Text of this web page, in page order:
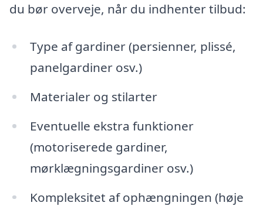
du bør overveje, når du indhenter tilbud:
Type af gardiner (persienner, plissé,
panelgardiner osv.)
Materialer og stilarter
Eventuelle ekstra funktioner
(motoriserede gardiner,
mørklægningsgardiner osv.)
Kompleksitet af ophængningen (høje